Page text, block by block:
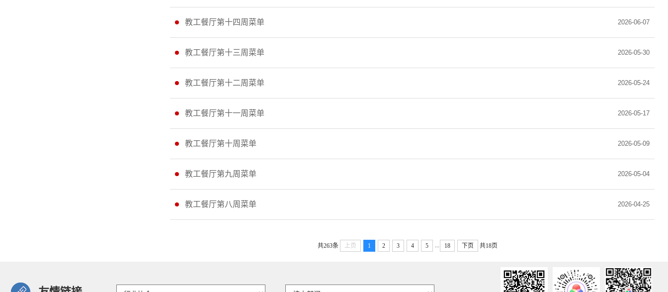
教工餐厅第十四周菜单 2026-06-07
教工餐厅第十三周菜单 2026-05-30
教工餐厅第十二周菜单 2026-05-24
教工餐厅第十一周菜单 2026-05-17
教工餐厅第十周菜单 2026-05-09
教工餐厅第九周菜单 2026-05-04
教工餐厅第八周菜单 2026-04-25
共263条 上页 1 2 3 4 5 18 下页 共18页